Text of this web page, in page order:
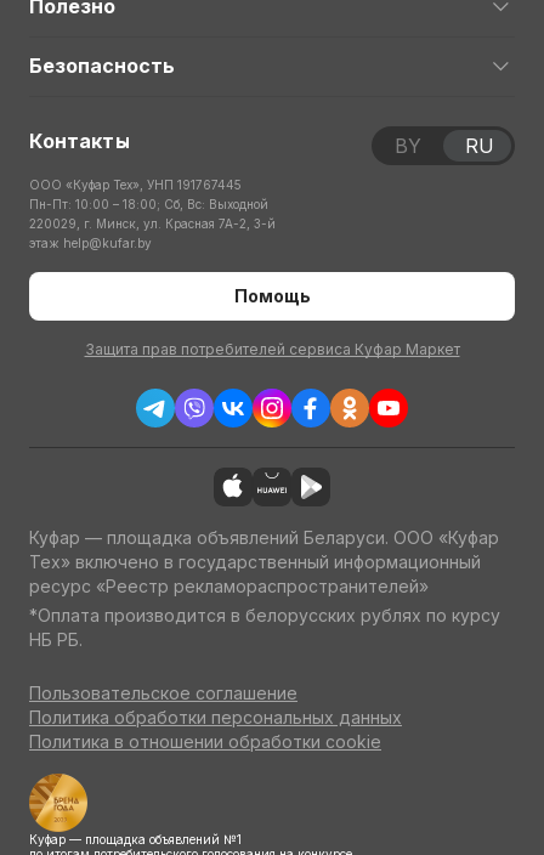
Полезно
Безопасность
Контакты
ООО «Куфар Тех», УНП 191767445
Пн-Пт: 10:00 – 18:00; Сб, Вс: Выходной
220029, г. Минск, ул. Красная 7А-2, 3-й
этаж help@kufar.by
Помощь
Защита прав потребителей сервиса Куфар Маркет
BY RU
Куфар — площадка объявлений Беларуси. ООО «Куфар
Тех» включено в государственный информационный
ресурс «Реестр рекламораспространителей»
*Оплата производится в белорусских рублях по курсу
НБ РБ.
Пользовательское соглашение
Политика обработки персональных данных
Политика в отношении обработки cookie
Куфар — площадка объявлений №1